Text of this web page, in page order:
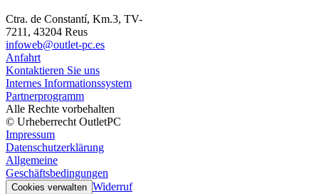
Ctra. de Constantí, Km.3, TV-
7211, 43204 Reus
infoweb@outlet-pc.es
Anfahrt
Kontaktieren Sie uns
Internes Informationssystem
Partnerprogramm
Alle Rechte vorbehalten
© Urheberrecht OutletPC
Impressum
Datenschutzerklärung
Allgemeine
Geschäftsbedingungen
Cookies verwalten Widerruf